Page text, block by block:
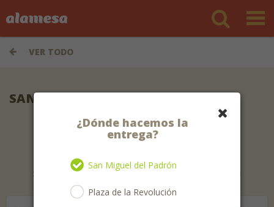
VER TODO
SANDWICH GOURMET
¿Dónde hacemos la
entrega?
San Miguel del Padrón
Plaza de la Revolución
Suscríbete para recibir las mejores ofertas